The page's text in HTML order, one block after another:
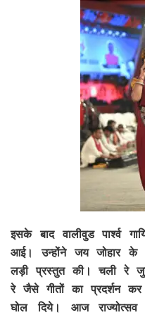
इसके बाद वालीवुड पार्श्व
आई। उन्होंने जय जोहार के
लड़ी प्रस्तुत की। चली रे
रे जैसे गीतों का प्रदर्शन
घोल दिये। आज